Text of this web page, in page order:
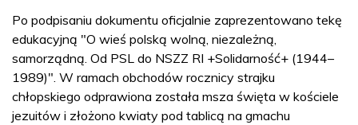
Po podpisaniu dokumentu oficjalnie zaprezentowano tekę
edukacyjną "O wieś polską wolną, niezależną,
samorządną. Od PSL do NSZZ RI +Solidarność+ (1944–
1989)". W ramach obchodów rocznicy strajku
chłopskiego odprawiona została msza święta w kościele
jezuitów i złożono kwiaty pod tablicą na gmachu